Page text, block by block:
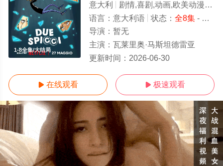
1-8全集/大结局
意大利 剧情,喜剧,动画,欧美动漫
语言： 意大利语 状态： 全8集- 免费在线观看
导演： 暂无
主演： 瓦莱里奥·马斯坦德雷亚
更新时间： 2026-06-30
 在线观看  极速观看